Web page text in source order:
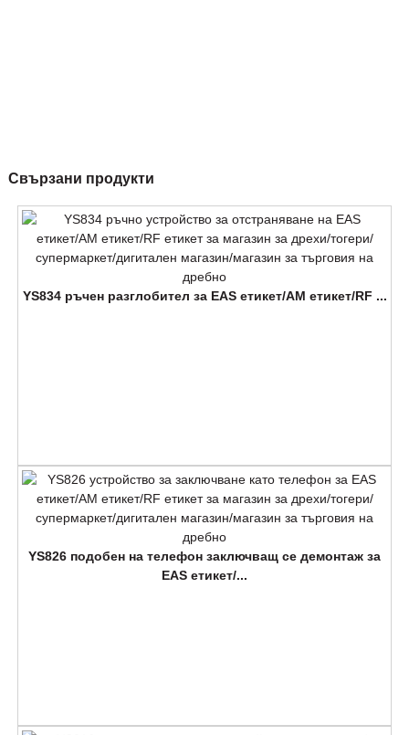
Свързани продукти
YS834 ръчен разглобител за EAS етикет/AM етикет/RF ...
YS826 подобен на телефон заключващ се демонтаж за
EAS етикет/...